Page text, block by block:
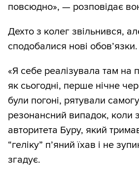
повсюдно», — розповідає
Дехто з колег звільнився,
сподобалися нові обов’язки.
«Я себе реалізувала там на
як сьогодні, перше нічне
були погоні, рятували
резонансний випадок, коли
авторитета Буру, який
“геліку” п’яний їхав і не
згадує.